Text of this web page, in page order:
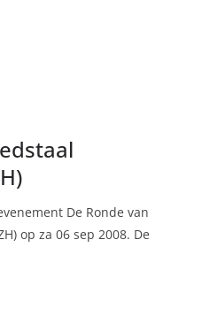
De Ronde van
op za 06 sep 2008. De